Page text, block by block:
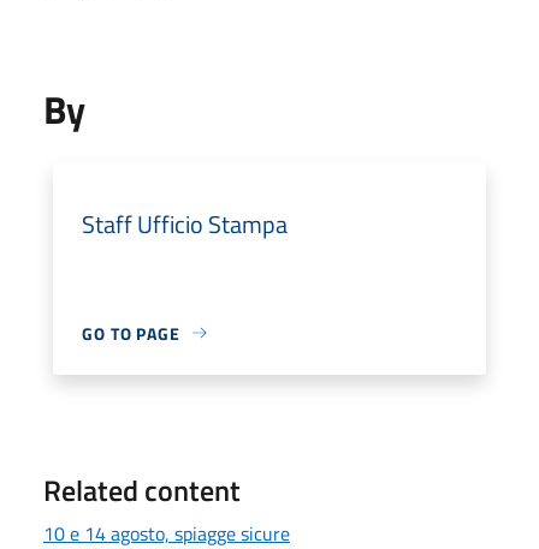
By
Staff Ufficio Stampa
GO TO PAGE
Related content
10 e 14 agosto, spiagge sicure